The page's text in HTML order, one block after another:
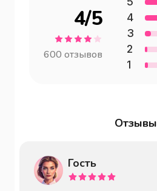
4/5
600 отзывов
4
3
2
1
Отзывы
Гость